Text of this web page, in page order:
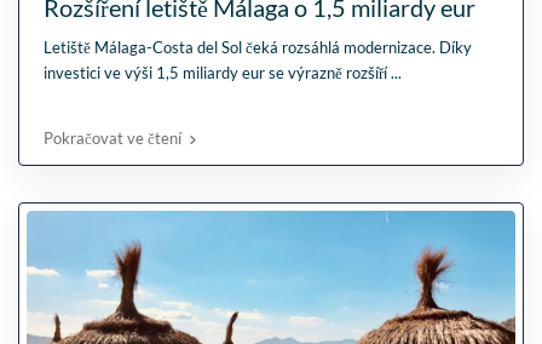
Rozšíření letiště Málaga o 1,5 miliardy eur
Letiště Málaga-Costa del Sol čeká rozsáhlá modernizace. Díky
investici ve výši 1,5 miliardy eur se výrazně rozšíří...
Pokračovat ve čtení